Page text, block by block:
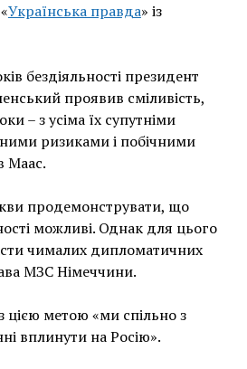
Українська правда» із
бездіяльності президент
проявив сміливість,
– з усіма їх супутніми
ризиками і побічними
Маас.
продемонструвати, що
можливі. Однак для цього
чималих дипломатичних
МЗС Німеччини.
цією метою «ми спільно з
вплинути на Росію».